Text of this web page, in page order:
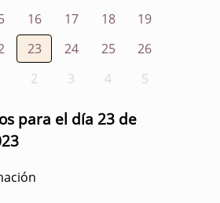
16 17 18
19
23 24 25
26
2 3 4 5
para el día 23 de